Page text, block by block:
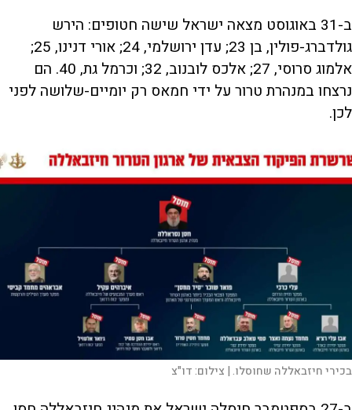
ב-31 באוגוסט מצאה ישראל שישה חטופים: הירש
גולדברג-פולין, בן 23; עדן ירושלמי, 24; אורי דנינו, 25;
אלמוג סרוסי, 27; אלכס לובנוב, 32; וכרמל גת, 40. הם
נרצחו במנהרת טרור על ידי חמאס רק יומיים-שלושה לפני
לכן.
בכירי חיזבאללה שחוסלו. | צילום:דו"צ